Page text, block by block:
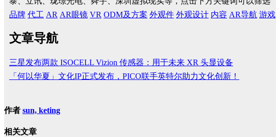
品牌 代工 AR AR眼镜 VR ODM及方案 外观件 外观设计 内容 AR导航 游戏
文章导航
三星发布两款 ISOCELL Vizion 传感器：用于未来 XR 头显设备
「何以华夏」文化IP正式发布，PICO联手英特尔助力文化创新！
作者 sun, keting
相关文章